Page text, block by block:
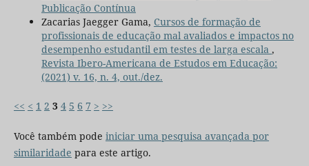
Publicação Contínua
Zacarias Jaegger Gama, Cursos de formação de
profissionais de educação mal avaliados e impactos no
desempenho estudantil em testes de larga escala ,
Revista Ibero-Americana de Estudos em Educação:
(2021) v. 16, n. 4, out./dez.
<< < 1 2 3 4 5 6 7 > >>
Você também pode iniciar uma pesquisa avançada por
similaridade para este artigo.